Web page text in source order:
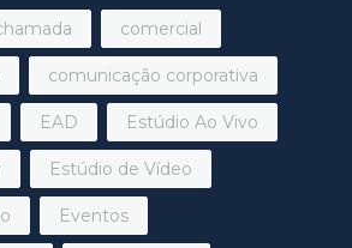
comercial
comunicação corporativa
EAD Estúdio Ao Vivo
Estúdio de Vídeo
Eventos